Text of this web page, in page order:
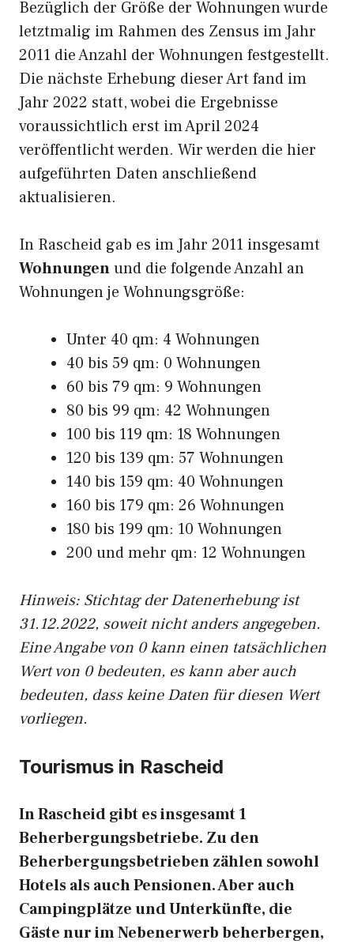
Bezüglich der Größe der Wohnungen wurde
letztmalig im Rahmen des Zensus im Jahr
2011 die Anzahl der Wohnungen festgestellt.
Die nächste Erhebung dieser Art fand im
Jahr 2022 statt, wobei die Ergebnisse
voraussichtlich erst im April 2024
veröffentlicht werden. Wir werden die hier
aufgeführten Daten anschließend
aktualisieren.
In Rascheid gab es im Jahr 2011 insgesamt
Wohnungenund die folgende Anzahl an
Wohnungen je Wohnungsgröße:
Unter 40 qm: 4 Wohnungen
40 bis 59 qm: 0 Wohnungen
60 bis 79 qm: 9 Wohnungen
80 bis 99 qm: 42 Wohnungen
100 bis 119 qm: 18 Wohnungen
120 bis 139 qm: 57 Wohnungen
140 bis 159 qm: 40 Wohnungen
160 bis 179 qm: 26 Wohnungen
180 bis 199 qm: 10 Wohnungen
200 und mehr qm: 12 Wohnungen
Hinweis: Stichtag der Datenerhebung ist
31.12.2022, soweit nicht anders angegeben.
Eine Angabe von 0 kann einen tatsächlichen
Wert von 0 bedeuten, es kann aber auch
bedeuten, dass keine Daten für diesen Wert
vorliegen.
Tourismus in Rascheid
In Rascheid gibt es insgesamt 1
Beherbergungsbetriebe. Zu den
Beherbergungsbetrieben zählen sowohl
Hotels als auch Pensionen. Aber auch
Campingplätze und Unterkünfte, die
Gäste nur im Nebenerwerb beherbergen,